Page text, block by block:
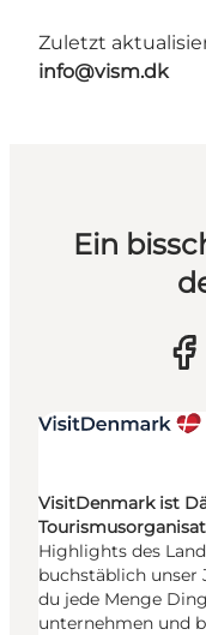
Zuletzt
info@vism.dk
Ein
VisitDenmark ist
Highlights des
buchstäblich unser
du jede Menge
unternehmen und